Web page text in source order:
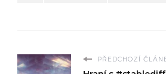
PŘEDCHOZÍ